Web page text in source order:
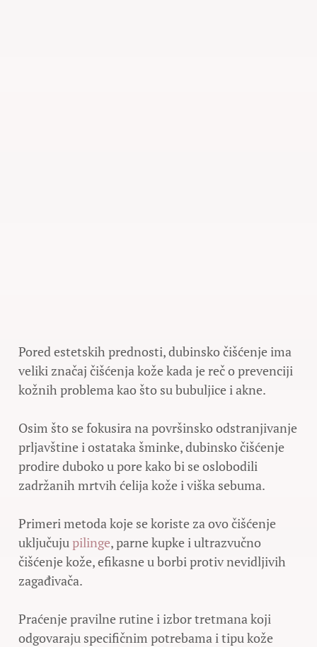
Pored estetskih prednosti, dubinsko čišćenje ima
veliki značaj čišćenja kože kada je reč o prevenciji
kožnih problema kao što su bubuljice i akne.
Osim što se fokusira na površinsko odstranjivanje
prljavštine i ostataka šminke, dubinsko čišćenje
prodire duboko u pore kako bi se oslobodili
zadržanih mrtvih ćelija kože i viška sebuma.
Primeri metoda koje se koriste za ovo čišćenje
uključuju pilinge, parne kupke i ultrazvučno
čišćenje kože, efikasne u borbi protiv nevidljivih
zagađivača.
Praćenje pravilne rutine i izbor tretmana koji
odgovaraju specifičnim potrebama i tipu kože